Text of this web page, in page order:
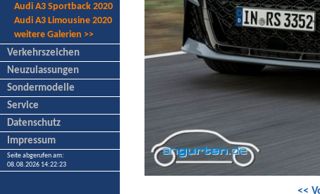
Audi A3 Sportback 2020
Audi A3 Limousine 2020
weitere Galerien >>
Verkehrszeichen
Neuzulassungen
Sondermodelle
Service
Datenschutz
Impressum
Seite abgerufen am:
08.08.2026 14:22:23
<<